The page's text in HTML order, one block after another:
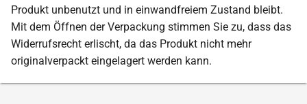
Produkt unbenutzt und in einwandfreiem Zustand bleibt.
Mit dem Öffnen der Verpackung stimmen Sie zu, dass das
Widerrufsrecht erlischt, da das Produkt nicht mehr
originalverpackt eingelagert werden kann.